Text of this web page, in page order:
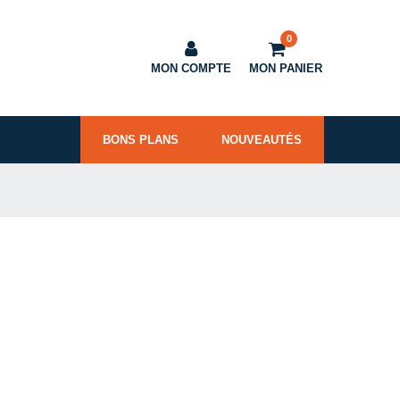
MON COMPTE
0
MON PANIER
NOUVEAUTÉS
BONS PLANS